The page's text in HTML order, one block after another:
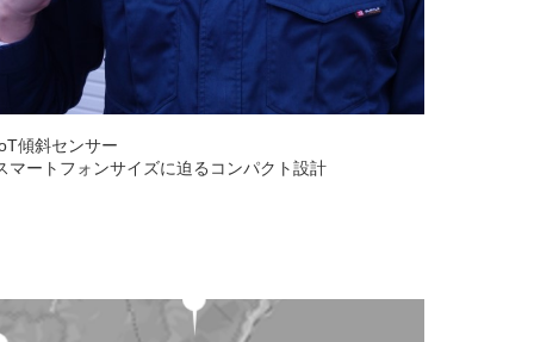
傾斜センサー
マートフォンサイズに迫るコンパクト設計